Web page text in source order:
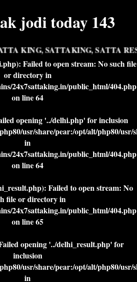
jodi today 143
KING, SATTAKING, SATTA
Failed to open stream: No such file
or directory in
24x7sattaking.in/public_html/404.php
on line64
opening '../delhi.php' for inclusion
usr/share/pear:/opt/alt/php80/
in
24x7sattaking.in/public_html/404.php
on line64
Failed to open stream: No
file or directory in
24x7sattaking.in/public_html/404.php
on line65
opening '../delhi_result.php' for
inclusion
usr/share/pear:/opt/alt/php80/
in